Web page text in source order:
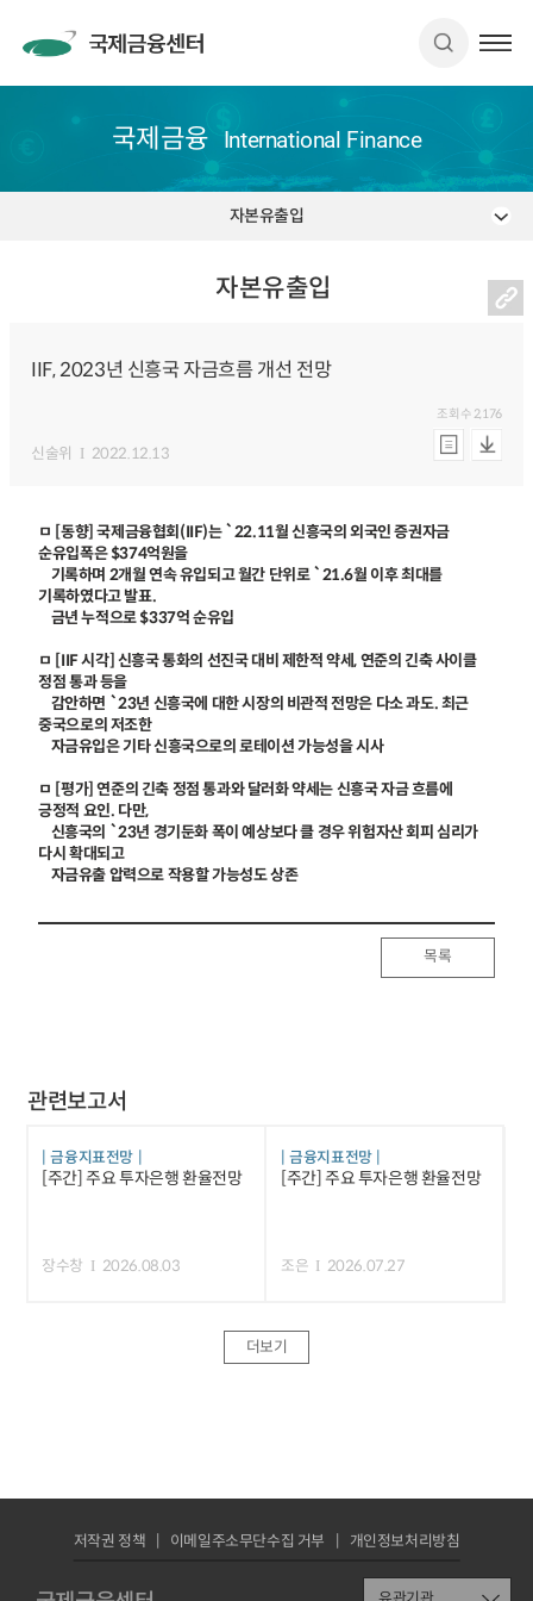
국제금융 International Finance
자본유출입
자본유출입
IIF, 2023년 신흥국 자금흐름 개선 전망
신술위 2022.12.13
조회수2,176
ㅁ [동향] 국제금융협회 (IIF)는 `22.11월 신흥국의 외국인 증권자금
순유입폭은 $374억원을
기록하며 2개월 연속 유입되고 월간 단위로 `21.6월 이후 최대를
기록하였다고 발표.
금년 누적으로 $337억 순유입
ㅁ [IIF 시각] 신흥국 통화의 선진국 대비 제한적 약세, 연준의 긴축 사이클
정점 통과 등을
감안하면 `23년 신흥국에 대한 시장의 비관적 전망은 다소 과도. 최근
중국으로의 저조한
자금유입은 기타 신흥국으로의 로테이션 가능성을 시사
ㅁ [평가] 연준의 긴축 정점 통과와 달러화 약세는 신흥국 자금 흐름에
긍정적 요인. 다만,
신흥국의 `23년 경기둔화 폭이 예상보다 클 경우 위험자산 회피 심리가
다시 확대되고
자금유출 압력으로 작용할 가능성도 상존
목록
관련보고서
금융지표전망
[주간] 주요 투자은행 환율전망
장수창 2026.08.03
금융지표전망
[주간] 주요 투자은행 환율전망
조은 2026.07.27
더보기
저작권 정책 이메일주소무단수집 거부 개인정보처리방침